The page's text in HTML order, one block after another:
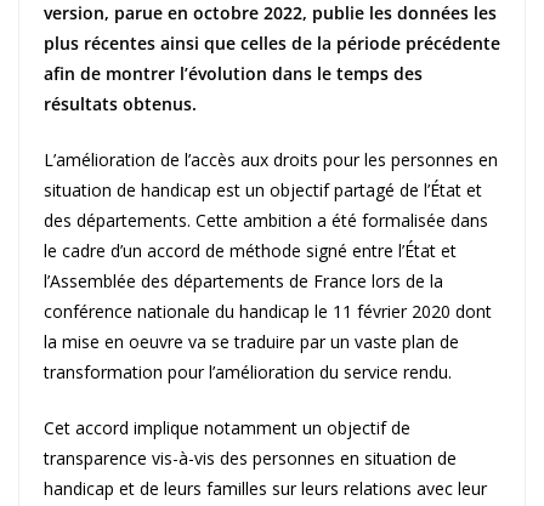
version, parue en octobre 2022, publie les données les
plus récentes ainsi que celles de la période précédente
afin de montrer l’évolution dans le temps des
résultats obtenus.
L’amélioration de l’accès aux droits pour les personnes en
situation de handicap est un objectif partagé de l’État et
des départements. Cette ambition a été formalisée dans
le cadre d’un accord de méthode signé entre l’État et
l’Assemblée des départements de France lors de la
conférence nationale du handicap le 11 février 2020 dont
la mise en oeuvre va se traduire par un vaste plan de
transformation pour l’amélioration du service rendu.
Cet accord implique notamment un objectif de
transparence vis-à-vis des personnes en situation de
handicap et de leurs familles sur leurs relations avec leur